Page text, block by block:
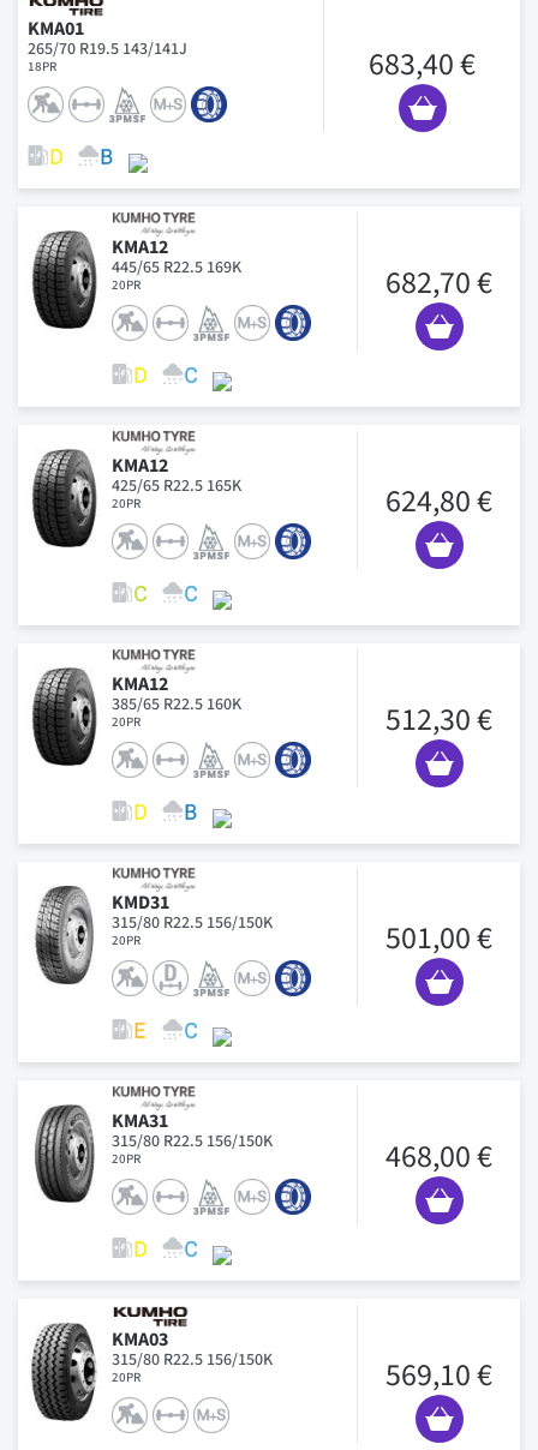
KMA01
265/70 R19.5 143/141J
18PR 683,40 €
KMA12
445/65 R22.5 169K
20PR 682,70 €
KMA12
425/65 R22.5 165K
20PR 624,80 €
KMA12
385/65 R22.5 160K
20PR 512,30 €
KMD31
315/80 R22.5 156/150K
20PR 501,00 €
KMA31
315/80 R22.5 156/150K
20PR 468,00 €
KMA03
315/80 R22.5 156/150K
20PR 569,10 €